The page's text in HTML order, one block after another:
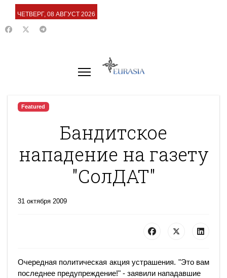
ЧЕТВЕРГ, 08 АВГУСТ 2026
Featured
Бандитское
нападение на газету
"СолДАТ"
31 октября 2009
Очередная политическая акция устрашения. "Это вам
последнее предупреждение!" - заявили нападавшие